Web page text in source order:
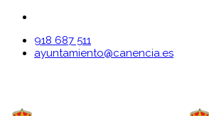
918 687 511
ayuntamiento@canencia.es